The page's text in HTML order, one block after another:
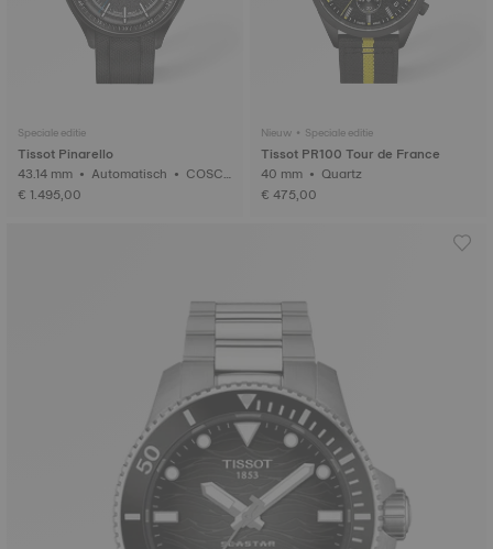
Speciale editie
Tissot Pinarello
43.14 mm • Automatisch • COSC
• Gesmeed Carbon
€ 1.495,00
Nieuw • Speciale editie
Tissot PR100 Tour de France
40 mm • Quartz
€ 475,00